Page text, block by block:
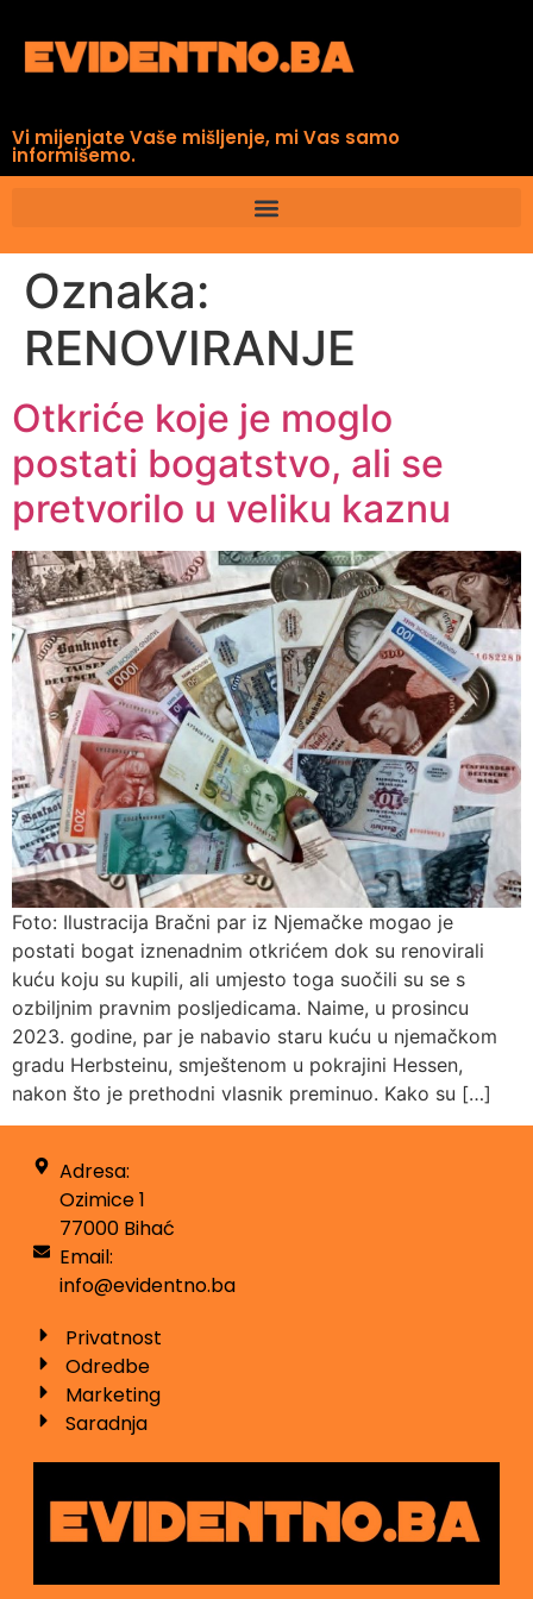
Vi mijenjate Vaše mišljenje, mi Vas samo
informišemo.
Oznaka:
RENOVIRANJE
Otkriće koje je moglo
postati bogatstvo, ali se
pretvorilo u veliku kaznu
Foto: Ilustracija Bračni par iz Njemačke mogao je
postati bogat iznenadnim otkrićem dok su renovirali
kuću koju su kupili, ali umjesto toga suočili su se s
ozbiljnim pravnim posljedicama. Naime, u prosincu
2023. godine, par je nabavio staru kuću u njemačkom
gradu Herbsteinu, smještenom u pokrajini Hessen,
nakon što je prethodni vlasnik preminuo. Kako su […]
Adresa:
Ozimice 1
77000 Bihać
Email:
info@evidentno.ba
Privatnost
Odredbe
Marketing
Saradnja